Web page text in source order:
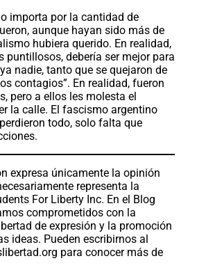
importa por la cantidad de
aunque hayan sido más de
hubiera querido. En realidad,
puntillosos, debería ser mejor para
nadie, tanto que se quejaron de
contagios”. En realidad, fueron
pero a ellos les molesta el
la calle. El fascismo argentino
todo, solo falta que
expresa únicamente la opinión
representa la
For Liberty Inc. En el Blog
comprometidos con la
de expresión y la promoción
ideas. Pueden escribirnos al
para conocer más de